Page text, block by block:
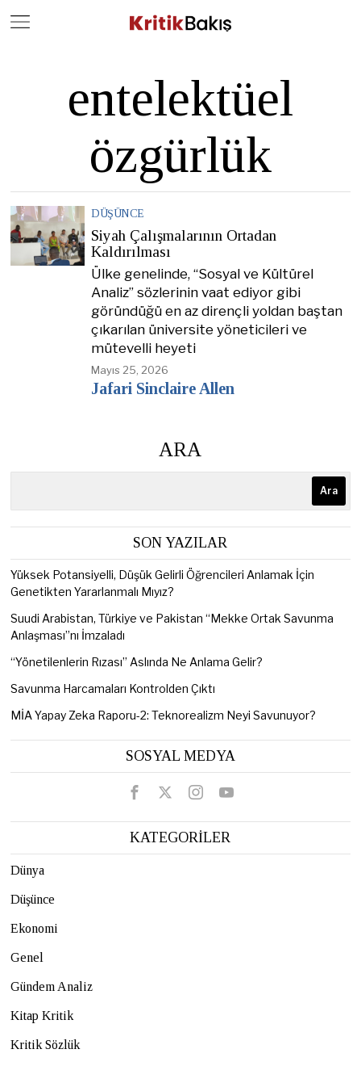
entelektüel
özgürlük
DÜŞÜNCE
Siyah Çalışmalarının Ortadan
Kaldırılması
Ülke genelinde, “Sosyal ve Kültürel
Analiz” sözlerinin vaat ediyor gibi
göründüğü en az dirençli yoldan baştan
çıkarılan üniversite yöneticileri ve
mütevelli heyeti
Mayıs 25, 2026
Jafari Sinclaire Allen
ARA
Ara
SON YAZILAR
Yüksek Potansiyelli, Düşük Gelirli Öğrencileri Anlamak İçin
Genetikten Yararlanmalı Mıyız?
Suudi Arabistan, Türkiye ve Pakistan “Mekke Ortak Savunma
Anlaşması”nı İmzaladı
“Yönetilenlerin Rızası” Aslında Ne Anlama Gelir?
Savunma Harcamaları Kontrolden Çıktı
MİA Yapay Zeka Raporu-2: Teknorealizm Neyi Savunuyor?
SOSYAL MEDYA
KATEGORİLER
Dünya
Düşünce
Ekonomi
Genel
Gündem Analiz
Kitap Kritik
Kritik Sözlük